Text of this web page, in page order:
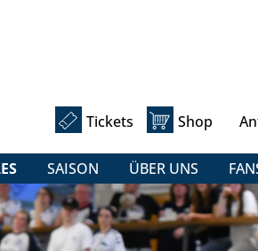
Shop
Tickets
SAISON ÜBER UNS